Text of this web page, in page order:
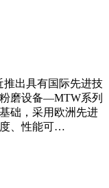
出具有国际先进技
磨设备—MTW系列
础，采用欧洲先进
、性能可…